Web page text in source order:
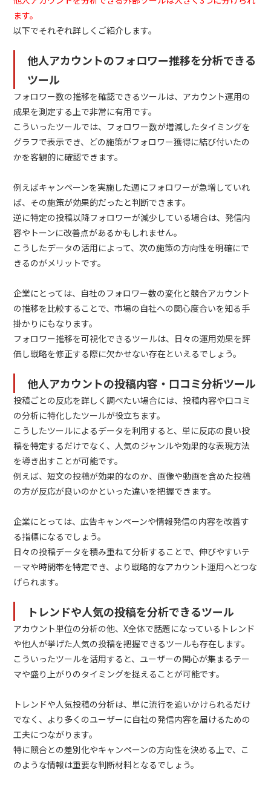
ます。
以下でそれぞれ詳しくご紹介します。
他人アカウントのフォロワー推移を分析できる
ツール
フォロワー数の推移を確認できるツールは、アカウント運用の
成果を測定する上で非常に有用です。
こういったツールでは、フォロワー数が増減したタイミングを
グラフで表示でき、どの施策がフォロワー獲得に結び付いたの
かを客観的に確認できます。
例えばキャンペーンを実施した週にフォロワーが急増していれ
ば、その施策が効果的だったと判断できます。
逆に特定の投稿以降フォロワーが減少している場合は、発信内
容やトーンに改善点があるかもしれません。
こうしたデータの活用によって、次の施策の方向性を明確にで
きるのがメリットです。
企業にとっては、自社のフォロワー数の変化と競合アカウント
の推移を比較することで、市場の自社への関心度合いを知る手
掛かりにもなります。
フォロワー推移を可視化できるツールは、日々の運用効果を評
価し戦略を修正する際に欠かせない存在といえるでしょう。
他人アカウントの投稿内容・口コミ分析ツール
投稿ごとの反応を詳しく調べたい場合には、投稿内容や口コミ
の分析に特化したツールが役立ちます。
こうしたツールによるデータを利用すると、単に反応の良い投
稿を特定するだけでなく、人気のジャンルや効果的な表現方法
を導き出すことが可能です。
例えば、短文の投稿が効果的なのか、画像や動画を含めた投稿
の方が反応が良いのかといった違いを把握できます。
企業にとっては、広告キャンペーンや情報発信の内容を改善す
る指標になるでしょう。
日々の投稿データを積み重ねて分析することで、伸びやすいテ
ーマや時間帯を特定でき、より戦略的なアカウント運用へとつな
げられます。
トレンドや人気の投稿を分析できるツール
アカウント単位の分析の他、X全体で話題になっているトレンド
や他人が挙げた人気の投稿を把握できるツールも存在します。
こういったツールを活用すると、ユーザーの関心が集まるテー
マや盛り上がりのタイミングを捉えることが可能です。
トレンドや人気投稿の分析は、単に流行を追いかけられるだけ
でなく、より多くのユーザーに自社の発信内容を届けるための
工夫につながります。
特に競合との差別化やキャンペーンの方向性を決める上で、こ
のような情報は重要な判断材料となるでしょう。